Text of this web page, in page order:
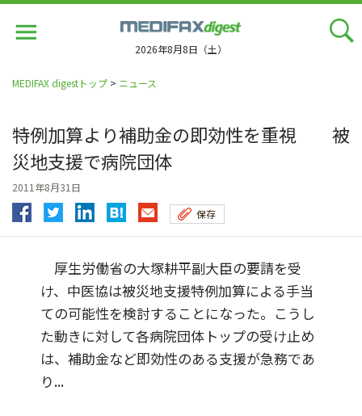
2026年8月8日（土）
MEDIFAX digestトップ > ニュース
特例加算より補助金の即効性を重視 被
災地支援で病院団体
2011年8月31日
保存
厚生労働省の大塚耕平副大臣の要請を受
け、中医協は被災地支援特例加算による手当
ての可能性を検討することになった。こうし
た動きに対して各病院団体トップの受け止め
は、補助金など即効性のある支援が急務であ
り...